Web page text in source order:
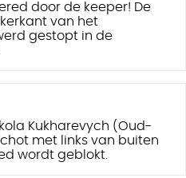
door de keeper! De
van het
gestopt in de
Kukharevych (Oud-
met links van buiten
wordt geblokt.